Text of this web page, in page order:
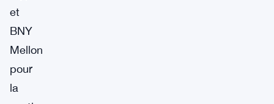
et
BNY
Mellon
pour
la